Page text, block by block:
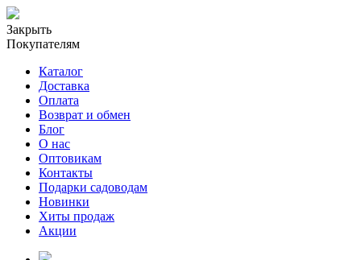
Закрыть
Покупателям
Каталог
Доставка
Оплата
Возврат и обмен
Блог
О нас
Оптовикам
Контакты
Подарки садоводам
Новинки
Хиты продаж
Акции